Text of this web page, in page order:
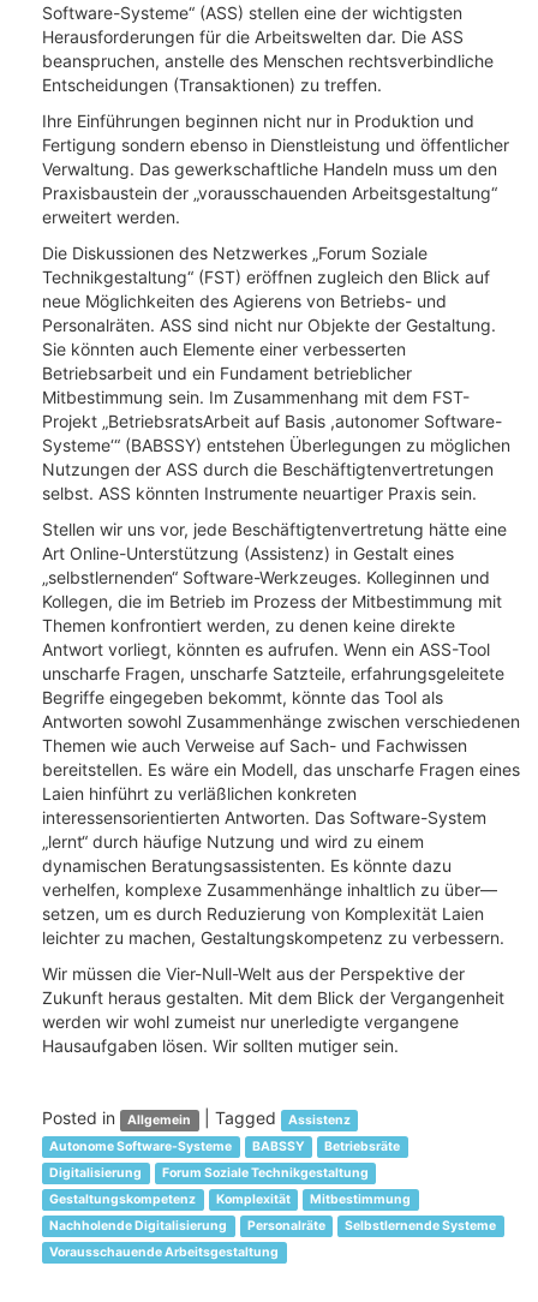
Software-Systeme“ (ASS) stellen eine der wichtigsten
Herausforderungen für die Arbeitswelten dar. Die ASS
beanspruchen, anstelle des Menschen rechtsverbindliche
Entscheidungen (Transaktionen) zu treffen.
Ihre Einführungen beginnen nicht nur in Produktion und
Fertigung sondern ebenso in Dienstleistung und öffentlicher
Verwaltung. Das gewerkschaftliche Handeln muss um den
Praxisbaustein der „vorausschauenden Arbeitsgestaltung“
erweitert werden.
Die Diskussionen des Netzwerkes „Forum Soziale
Technikgestaltung“ (FST) eröffnen zugleich den Blick auf
neue Möglichkeiten des Agierens von Betriebs- und
Personalräten. ASS sind nicht nur Objekte der Gestaltung.
Sie könnten auch Elemente einer verbesserten
Betriebsarbeit und ein Fundament betrieblicher
Mitbestimmung sein. Im Zusammenhang mit dem FST-
Projekt „BetriebsratsArbeit auf Basis ,autonomer Software-
Systeme‘“ (BABSSY) entstehen Überlegungen zu möglichen
Nutzungen der ASS durch die Beschäftigtenvertretungen
selbst. ASS könnten Instrumente neuartiger Praxis sein.
Stellen wir uns vor, jede Beschäftigtenvertretung hätte eine
Art Online-Unterstützung (Assistenz) in Gestalt eines
„selbstlernenden“ Software-Werkzeuges. Kolleginnen und
Kollegen, die im Betrieb im Prozess der Mitbestimmung mit
Themen konfrontiert werden, zu denen keine direkte
Antwort vorliegt, könnten es aufrufen. Wenn ein ASS-Tool
unscharfe Fragen, unscharfe Satzteile, erfahrungsgeleitete
Begriffe eingegeben bekommt, könnte das Tool als
Antworten sowohl Zusammenhänge zwischen verschiedenen
Themen wie auch Verweise auf Sach- und Fachwissen
bereitstellen. Es wäre ein Modell, das unscharfe Fragen eines
Laien hinführt zu verläßlichen konkreten
interessensorientierten Antworten. Das Software-System
„lernt“ durch häufige Nutzung und wird zu einem
dynamischen Beratungsassistenten. Es könnte dazu
verhelfen, komplexe Zusammenhänge inhaltlich zu über—
setzen, um es durch Reduzierung von Komplexität Laien
leichter zu machen, Gestaltungskompetenz zu verbessern.
Wir müssen die Vier-Null-Welt aus der Perspektive der
Zukunft heraus gestalten. Mit dem Blick der Vergangenheit
werden wir wohl zumeist nur unerledigte vergangene
Hausaufgaben lösen. Wir sollten mutiger sein.
Posted in Allgemein Tagged
Assistenz
Autonome Software-Systeme
BABSSY
Betriebsräte
Digitalisierung
Forum Soziale Technikgestaltung
Gestaltungskompetenz
Komplexität
Mitbestimmung
Nachholende Digitalisierung
Personalräte
Selbstlernende Systeme
Vorausschauende Arbeitsgestaltung